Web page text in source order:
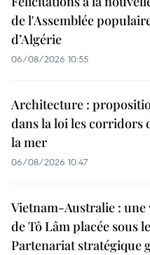
de l'Assemblée
d’Algérie
06/08/2026 10:55
Architecture :
dans la loi les corridors
la mer
06/08/2026 10:47
Vietnam-Australie : une
de Tô Lâm placée sous
Partenariat stratégique